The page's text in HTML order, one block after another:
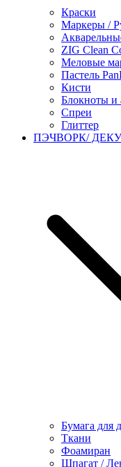
Краски
Маркеры /
ZIG Clean
Меловые
Пастель
Кисти
Блокноты и
Спреи
Глиттер
ПЭЧВОРК/
Бумага для
Ткани
Фоамиран
Шпагат /